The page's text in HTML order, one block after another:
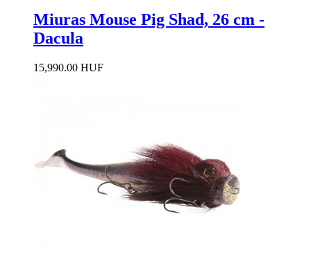
Miuras Mouse Pig Shad, 26 cm -
Dacula
15,990.00 HUF